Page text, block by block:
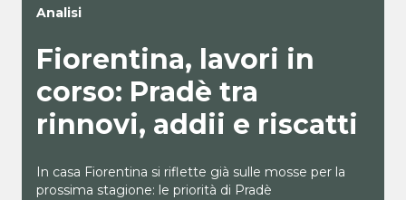
Analisi
Fiorentina, lavori in
corso: Pradè tra
rinnovi, addii e riscatti
In casa Fiorentina si riflette già sulle mosse per la
prossima stagione: le priorità di Pradè